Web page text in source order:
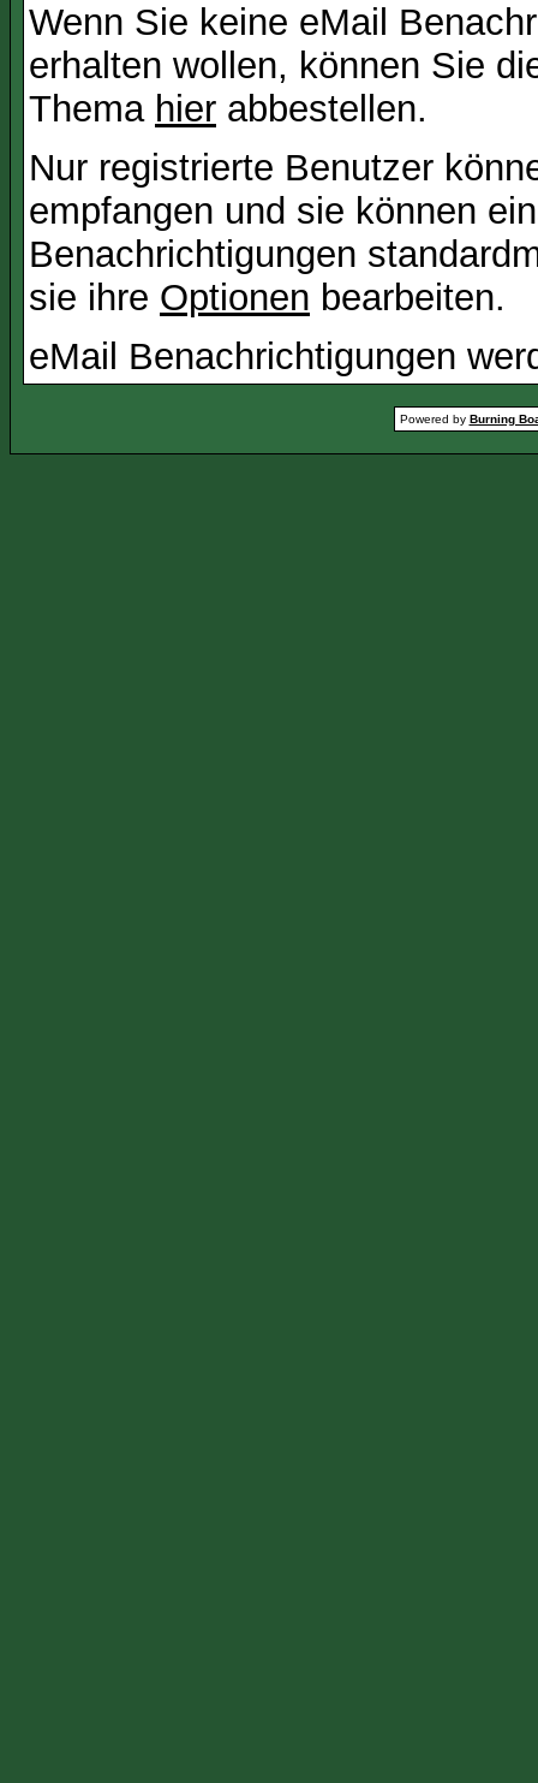
Wenn Sie keine eMail
erhalten wollen, können Sie
Thema hier abbestellen.
Nur registrierte Benutzer
empfangen und sie können
Benachrichtigungen
sie ihre Optionen bearbeiten.
eMail Benachrichtigungen
Powered by Burning